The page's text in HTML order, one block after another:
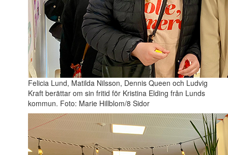
Felicia Lund, Matilda Nilsson, Dennis Queen och Ludvig
Kraft berättar om sin fritid för Kristina Elding från Lunds
kommun. Foto: Marie Hillblom/8 Sidor